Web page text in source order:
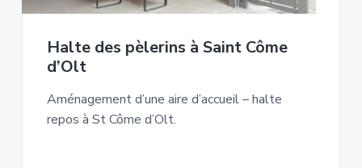
Halte des pèlerins à Saint Côme
d’Olt
Aménagement d’une aire d’accueil – halte
repos à St Côme d’Olt.